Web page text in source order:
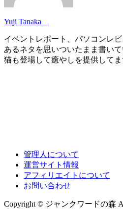
Yuji Tanaka
イベントレポート、パソコンレ
あるネタを思いついたまま書い
猫も登場して癒やしを提供して
管理人について
運営サイト情報
アフィリエイトについて
お問い合わせ
Copyright © ジャンクワードの森